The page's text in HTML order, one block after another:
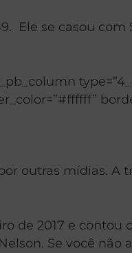
Ele se casou com
outras mídias. A
2017 e contou
Se você não